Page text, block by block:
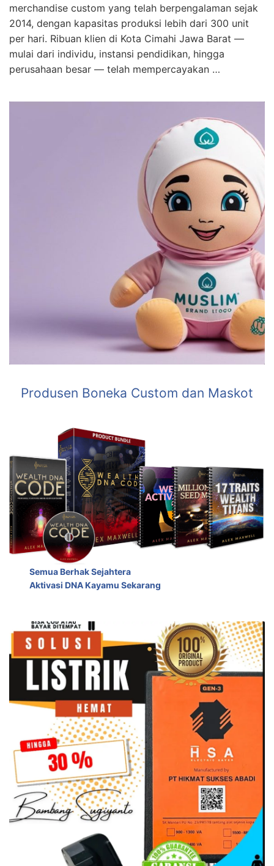
merchandise custom yang telah berpengalaman sejak
2014, dengan kapasitas produksi lebih dari 300 unit
per hari. Ribuan klien di Kota Cimahi Jawa Barat —
mulai dari individu, instansi pendidikan, hingga
perusahaan besar — telah mempercayakan …
Produsen Boneka Custom dan Maskot
Semua Berhak Sejahtera
Aktivasi DNA Kayamu Sekarang